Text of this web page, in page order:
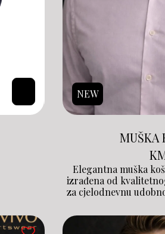
NEW
MUŠKA
Elegantna muška
izrađena od
za cjelodnevnu
uredan i sofisticiran